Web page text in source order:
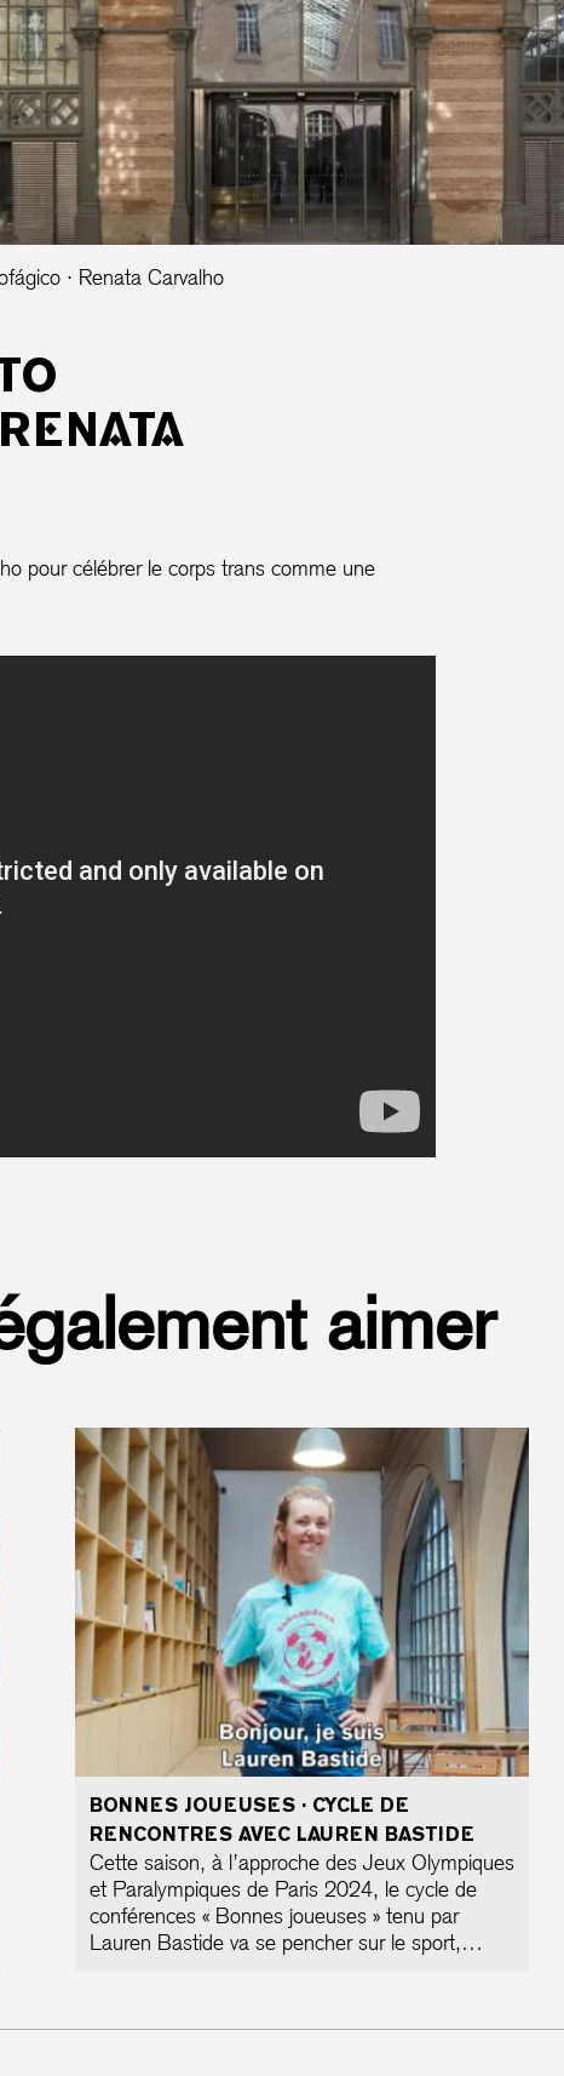
· Renata Carvalho
pour célébrer le corps trans comme une
aimer
BONNES JOUEUSES · CYCLE DE
RENCONTRES AVEC LAUREN BASTIDE
Cette saison, à l’approche des Jeux Olympiques
et Paralympiques de Paris 2024, le cycle de
conférences « Bonnes joueuses » tenu par
Lauren Bastide va se pencher sur le sport,…